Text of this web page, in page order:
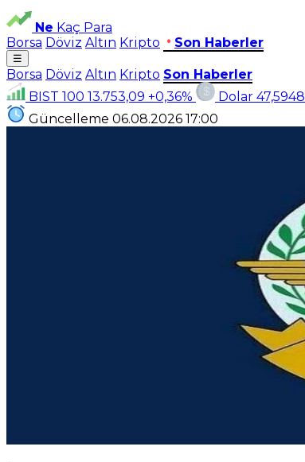
Ne Kaç Para
Borsa Döviz Altın Kripto Son Haberler
☰
Borsa Döviz Altın Kripto Son Haberler
BIST 100 13.753,09 +0,36% Dolar 47,5948
Güncelleme 06.08.2026 17:00